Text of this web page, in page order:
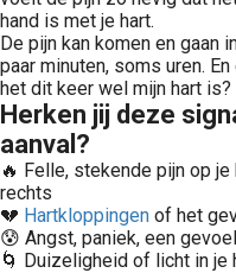
hand is met je hart.
De pijn kan komen en gaan
paar minuten, soms uren.
het dit keer wel mijn hart is?
Herken jij deze
aanval?
🔥 Felle, stekende pijn op
rechts
💔 Hartkloppingen of het
😰 Angst, paniek, een
🌀 Duizeligheid of licht in je